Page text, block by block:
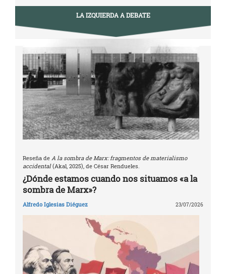
LA IZQUIERDA A DEBATE
Reseña de A la sombra de Marx: fragmentos de materialismo
accidental(Akal, 2025), de César Rendueles.
¿Dónde estamos cuando nos situamos «a la
sombra de Marx»?
Alfredo Iglesias Diéguez 23/07/2026